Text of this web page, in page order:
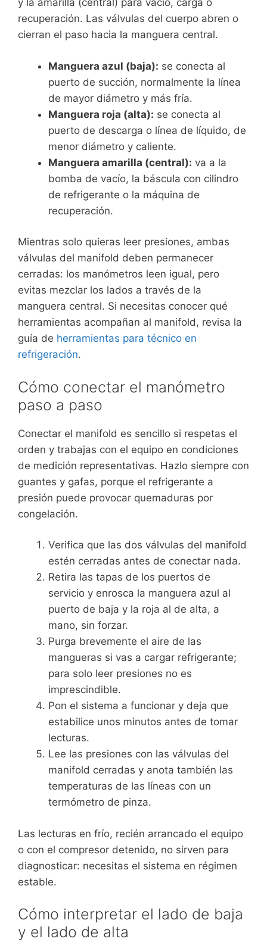
y la amarilla (central) para vacío, carga o
recuperación. Las válvulas del cuerpo abren o
cierran el paso hacia la manguera central.
Manguera azul (baja): se conecta al
puerto de succión, normalmente la línea
de mayor diámetro y más fría.
Manguera roja (alta): se conecta al
puerto de descarga o línea de líquido, de
menor diámetro y caliente.
Manguera amarilla (central): va a la
bomba de vacío, la báscula con cilindro
de refrigerante o la máquina de
recuperación.
Mientras solo quieras leer presiones, ambas
válvulas del manifold deben permanecer
cerradas: los manómetros leen igual, pero
evitas mezclar los lados a través de la
manguera central. Si necesitas conocer qué
herramientas acompañan al manifold, revisa la
guía de herramientas para técnico en
refrigeración.
Cómo conectar el manómetro
paso a paso
Conectar el manifold es sencillo si respetas el
orden y trabajas con el equipo en condiciones
de medición representativas. Hazlo siempre con
guantes y gafas, porque el refrigerante a
presión puede provocar quemaduras por
congelación.
Verifica que las dos válvulas del manifold
estén cerradas antes de conectar nada.
Retira las tapas de los puertos de
servicio y enrosca la manguera azul al
puerto de baja y la roja al de alta, a
mano, sin forzar.
Purga brevemente el aire de las
mangueras si vas a cargar refrigerante;
para solo leer presiones no es
imprescindible.
Pon el sistema a funcionar y deja que
estabilice unos minutos antes de tomar
lecturas.
Lee las presiones con las válvulas del
manifold cerradas y anota también las
temperaturas de las líneas con un
termómetro de pinza.
Las lecturas en frío, recién arrancado el equipo
o con el compresor detenido, no sirven para
diagnosticar: necesitas el sistema en régimen
estable.
Cómo interpretar el lado de baja
y el lado de alta